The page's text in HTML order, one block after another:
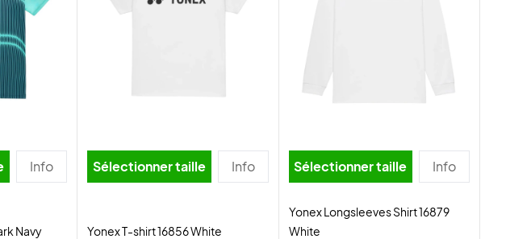
Info
Navy
Sélectionner taille Info
Yonex T-shirt 16856 White
Sélectionner taille Info
Yonex Longsleeves Shirt 16879
White